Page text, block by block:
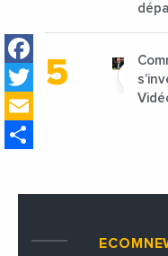
Facebook
Twitter